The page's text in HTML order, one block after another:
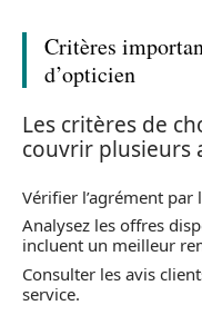
Critères
d’opticien
Les critères de
couvrir plusieurs
Vérifier l’agrément par
Analysez les offres
incluent un meilleur
Consulter les avis
service.